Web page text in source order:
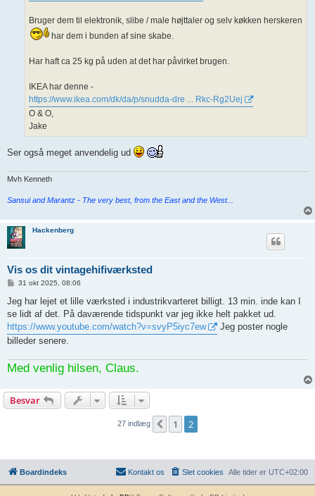
Bruger dem til elektronik, slibe / male højttaler og selv køkken herskeren
har dem i bunden af sine skabe.
Har haft ca 25 kg på uden at det har påvirket brugen.
IKEA har denne -
https://www.ikea.com/dk/da/p/snudda-dre ... Rkc-Rg2Uej
O & O,
Jake
Ser også meget anvendelig ud
Mvh Kenneth
Sansui and Marantz - The very best, from the East and the West...
Hackenberg
Vis os dit vintagehifiværksted
d
æ
g
31 okt 2025, 08:06
Jeg har lejet et lille værksted i industrikvarteret billigt. 13 min. inde kan I
se lidt af det. På daværende tidspunkt var jeg ikke helt pakket ud.
https://www.youtube.com/watch?v=svyP5iyc7ew
Jeg poster nogle
billeder senere.
Med venlig hilsen, Claus.
Besvar
27 indlæg Forrige
1 2
Boardindeks Alle tider er UTC+02:00
Slet cookies
Kontakt os